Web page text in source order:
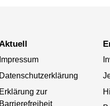
aktuell
Impressum
Datenschutzerklärung
Erklärung zur
Barrierefreiheit